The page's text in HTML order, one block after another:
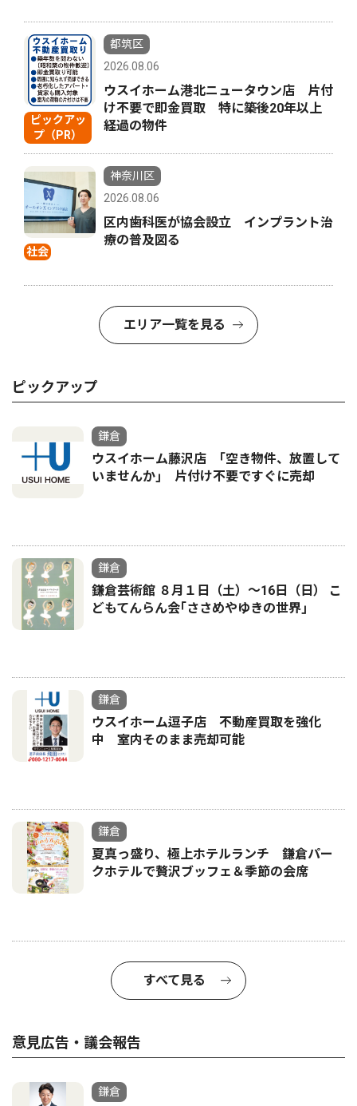
ピックアッ
プ（PR）
都筑区
2026.08.06
ウスイホーム港北ニュータウン店 片付
け不要で即金買取 特に築後20年以上
経過の物件
社会
神奈川区
2026.08.06
区内歯科医が協会設立 インプラント治
療の普及図る
エリア一覧を見る
ピックアップ
鎌倉
ウスイホーム藤沢店 ｢空き物件、放置して
いませんか｣ 片付け不要ですぐに売却
鎌倉
鎌倉芸術館 ８月１日（土）〜16日（日） こ
どもてんらん会｢ささめやゆきの世界｣
鎌倉
ウスイホーム逗子店 不動産買取を強化
中 室内そのまま売却可能
鎌倉
夏真っ盛り、極上ホテルランチ 鎌倉パー
クホテルで贅沢ブッフェ＆季節の会席
すべて見る
意見広告・議会報告
鎌倉